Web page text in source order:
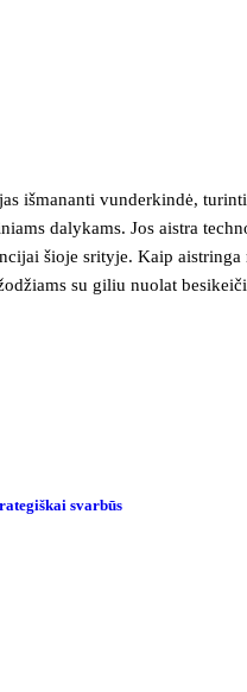
išmananti vunderkindė,
dalykams. Jos aistra
šioje srityje. Kaip aistringa
su giliu nuolat
svarbūs